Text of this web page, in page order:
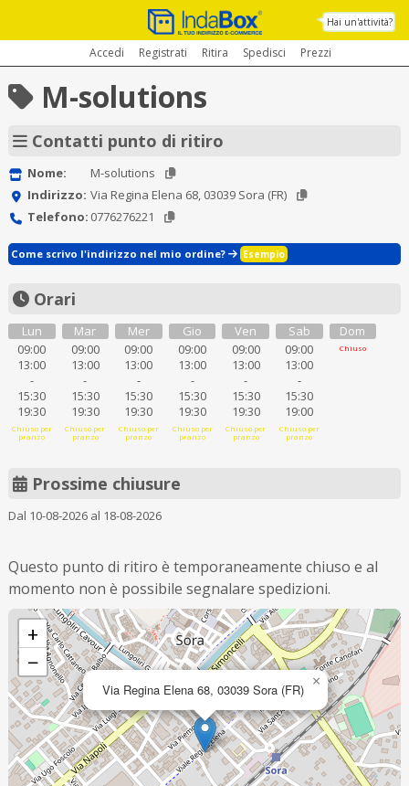
Hai un'attività?
Accedi Registrati Ritira Spedisci Prezzi
M-solutions
Contatti punto di ritiro
Nome:
M-solutions
Indirizzo: Via Regina Elena 68, 03039 Sora (FR)
Telefono: 0776276221
Come scrivo l'indirizzo nel mio ordine? Esempio
Orari
Lun
09:00
13:00
-
15:30
19:30
Chiuso per
pranzo
Mar
09:00
13:00
-
15:30
19:30
Chiuso per
pranzo
Mer
09:00
13:00
-
15:30
19:30
Chiuso per
pranzo
Gio
09:00
13:00
-
15:30
19:30
Chiuso per
pranzo
Ven
09:00
13:00
-
15:30
19:30
Chiuso per
pranzo
Sab
09:00
13:00
-
15:30
19:00
Chiuso per
pranzo
Dom
Chiuso
Prossime chiusure
Dal 10-08-2026 al 18-08-2026
Questo punto di ritiro è temporaneamente chiuso e al
momento non è possibile segnalare spedizioni.
Via Regina Elena 68, 03039 Sora (FR) ×
+
−